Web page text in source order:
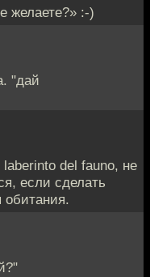
желаете?» :-)
"дай
laberinto del fauno, не
если сделать
обитания.